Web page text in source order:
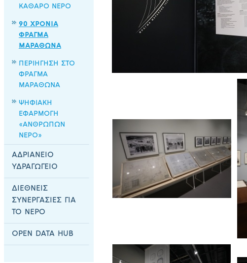
ΚΑΘΑΡΟ ΝΕΡΟ
90 ΧΡΟΝΙΑ
ΦΡΑΓΜΑ
ΜΑΡΑΘΩΝΑ
ΠΕΡΙΗΓΗΣΗ ΣΤΟ
ΦΡΑΓΜΑ
ΜΑΡΑΘΩΝΑ
ΨΗΦΙΑΚΗ
ΕΦΑΡΜΟΓΗ
«ΑΝΘΡΩΠΩΝ
ΝΕΡΟ»
ΑΔΡΙΑΝΕΙΟ
ΥΔΡΑΓΩΓΕΙΟ
ΔΙΕΘΝΕΙΣ
ΣΥΝΕΡΓΑΣΙΕΣ ΓΙΑ
ΤΟ ΝΕΡΟ
OPEN DATA HUB